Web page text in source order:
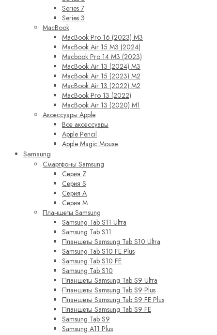
Series 7
Series 3
MacBook
MacBook Pro 16 (2023) M3
MacBook Air 15 M3 (2024)
Macbook Pro 14 M3 (2023)
MacBook Air 13 (2024) M3
MacBook Air 15 (2023) M2
MacBook Air 13 (2022) M2
MacBook Pro 13 (2022)
MacBook Air 13 (2020) M1
Аксессуары Apple
Все аксессуары
Apple Pencil
Apple Magic Mouse
Samsung
Смартфоны Samsung
Серия Z
Серия S
Серия A
Серия M
Планшеты Samsung
Samsung Tab S11 Ultra
Samsung Tab S11
Планшеты Samsung Tab S10 Ultra
Samsung Tab S10 FE Plus
Samsung Tab S10 FE
Samsung Tab S10
Планшеты Samsung Tab S9 Ultra
Планшеты Samsung Tab S9 Plus
Планшеты Samsung Tab S9 FE Plus
Планшеты Samsung Tab S9 FE
Samsung Tab S9
Samsung A11 Plus